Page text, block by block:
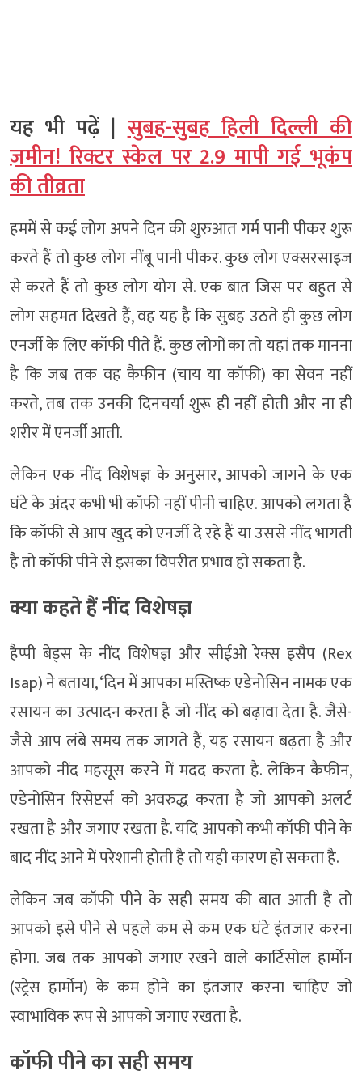
यह भी पढ़ें |सुबह-सुबह हिली दिल्ली की
ज़मीन! रिक्टर स्केल पर 2.9 मापी गई भूकंप
की तीव्रता
हममें से कई लोग अपने दिन की शुरुआत गर्म पानी पीकर शुरू
करते हैं तो कुछ लोग नींबू पानी पीकर. कुछ लोग एक्सरसाइज
से करते हैं तो कुछ लोग योग से. एक बात जिस पर बहुत से
लोग सहमत दिखते हैं, वह यह है कि सुबह उठते ही कुछ लोग
एनर्जी के लिए कॉफी पीते हैं. कुछ लोगों का तो यहां तक मानना
है कि जब तक वह कैफीन (चाय या कॉफी) का सेवन नहीं
करते, तब तक उनकी दिनचर्या शुरू ही नहीं होती और ना ही
शरीर में एनर्जी आती.
लेकिन एक नींद विशेषज्ञ के अनुसार, आपको जागने के एक
घंटे के अंदर कभी भी कॉफी नहीं पीनी चाहिए. आपको लगता है
कि कॉफी से आप खुद को एनर्जी दे रहे हैं या उससे नींद भागती
है तो कॉफी पीने से इसका विपरीत प्रभाव हो सकता है.
क्या कहते हैं नींद विशेषज्ञ
हैप्पी बेड्स के नींद विशेषज्ञ और सीईओ रेक्स इसैप (Rex
Isap) ने बताया, ‘दिन में आपका मस्तिष्क एडेनोसिन नामक एक
रसायन का उत्पादन करता है जो नींद को बढ़ावा देता है. जैसे-
जैसे आप लंबे समय तक जागते हैं, यह रसायन बढ़ता है और
आपको नींद महसूस करने में मदद करता है. लेकिन कैफीन,
एडेनोसिन रिसेप्टर्स को अवरुद्ध करता है जो आपको अलर्ट
रखता है और जगाए रखता है. यदि आपको कभी कॉफी पीने के
बाद नींद आने में परेशानी होती है तो यही कारण हो सकता है.
लेकिन जब कॉफी पीने के सही समय की बात आती है तो
आपको इसे पीने से पहले कम से कम एक घंटे इंतजार करना
होगा. जब तक आपको जगाए रखने वाले कार्टिसोल हार्मोन
(स्ट्रेस हार्मोन) के कम होने का इंतजार करना चाहिए जो
स्वाभाविक रूप से आपको जगाए रखता है.
कॉफी पीने का सही समय